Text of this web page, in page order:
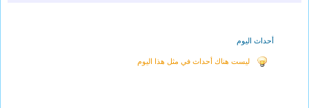
أحداث اليوم
ليست هناك أحداث في مثل هذا اليوم